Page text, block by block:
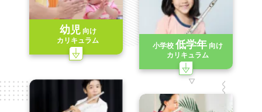
幼児向け
カリキュラム
小学校 低学年向け
カリキュラム